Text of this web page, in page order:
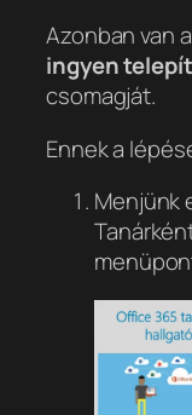
Azonban van
ingyen
csomagját.
Ennek a
Menjünk